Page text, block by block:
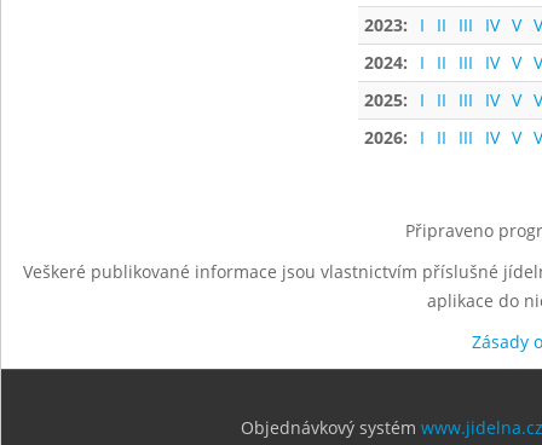
2023:
I II III IV V
2024:
I II III IV V
2025:
I II III IV V
2026:
I II III IV V
Připraveno
Veškeré publikované informace jsou vlastnictvím příslušné
aplikace do
Zásady
Objednávkový systém www.jidelna.cz